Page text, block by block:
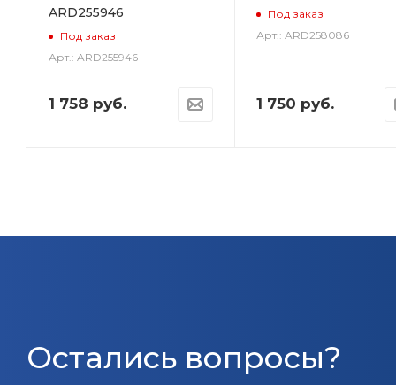
ARD255946
Под заказ
Арт.: ARD255946
1 758 руб.
Под заказ
Арт.: ARD258086
1 750 руб.
Остались вопросы?